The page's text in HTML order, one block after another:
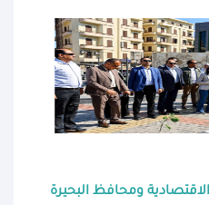
ومحافظ البحيرة